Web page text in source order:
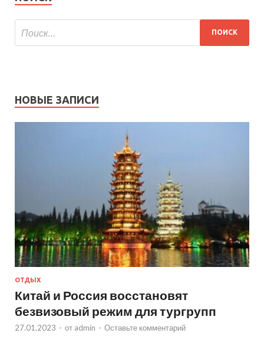
НОВЫЕ ЗАПИСИ
ОТДЫХ
Китай и Россия восстановят
безвизовый режим для тургрупп
27.01.2023 - от admin - Оставьте комментарий